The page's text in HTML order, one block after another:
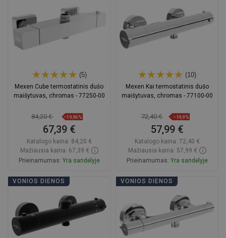
favorite_border Mėgstami favorite_border Mėgstami
(5)
Mexen Cube termostatinis dušo
maišytuvas, chromas - 77250-00
84,20 € −19,96%
67,39 €
Katalogo kaina: 84,20 €
Mažiausia kaina: 67,39 €
Prieinamumas: Yra sandėlyje
Į krepšelį
favorite_border Mėgstami
(10)
Mexen Kai termostatinis dušo
maišytuvas, chromas - 77100-00
72,40 € −19,9%
57,99 €
Katalogo kaina: 72,40 €
Mažiausia kaina: 57,99 €
Prieinamumas: Yra sandėlyje
Į krepšelį
favorite_border Mėgstami
VONIOS DIENOS VONIOS DIENOS